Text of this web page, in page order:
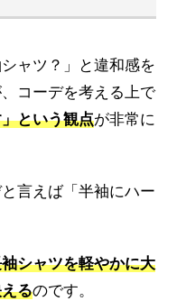
ャツ？」と違和感を
コーデを考える上で
という観点が非常に
言えば「半袖にハー
シャツを軽やかに大
るのです。